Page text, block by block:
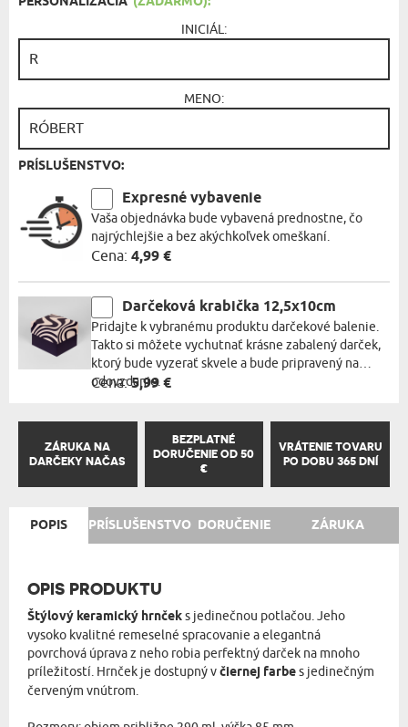
INICIÁL:
MENO:
PRÍSLUŠENSTVO:
Expresné vybavenie
Vaša objednávka bude vybavená prednostne, čo
najrýchlejšie a bez akýchkoľvek omeškaní.
Cena: 4,99 €
Darčeková krabička 12,5x10cm
Pridajte k vybranému produktu darčekové balenie.
Takto si môžete vychutnať krásne zabalený darček,
ktorý bude vyzerať skvele a bude pripravený na
odovzdanie.
Cena:5,99 €
ZÁRUKA NA
DARČEKY NAČAS
BEZPLATNÉ
DORUČENIE OD 50
€
VRÁTENIE TOVARU
PO DOBU 365 DNÍ
POPIS PRÍSLUŠENSTVO DORUČENIE ZÁRUKA
OPIS PRODUKTU
Štýlový keramický hrnčeks jedinečnou potlačou. Jeho
vysoko kvalitné remeselné spracovanie a elegantná
povrchová úprava z neho robia perfektný darček na mnoho
príležitostí. Hrnček je dostupný včiernej farbes jedinečným
červeným vnútrom.